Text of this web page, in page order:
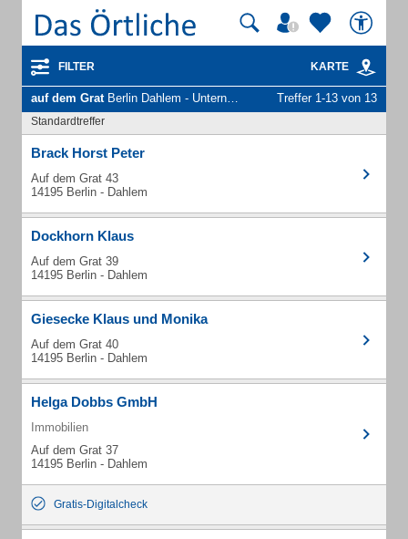
FILTER KARTE
auf dem GratBerlin Dahlem - Unternehmen und Personen Treffer 1-13 von 13
Standardtreffer
Brack Horst Peter
Auf dem Grat 43
14195 Berlin - Dahlem
Dockhorn Klaus
Auf dem Grat 39
14195 Berlin - Dahlem
Giesecke Klaus und Monika
Auf dem Grat 40
14195 Berlin - Dahlem
Helga Dobbs GmbH
Immobilien
Auf dem Grat 37
14195 Berlin - Dahlem
Gratis-Digitalcheck